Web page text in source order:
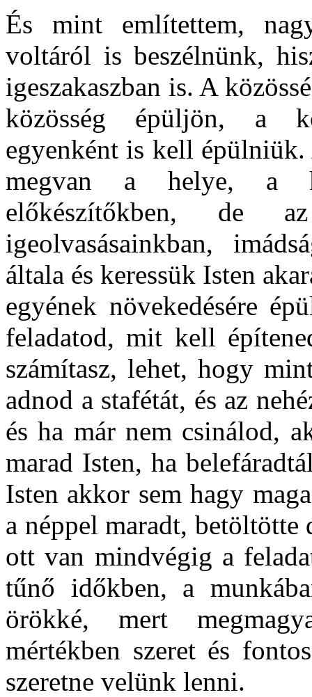
És mint említettem,
voltáról is beszélnünk,
igeszakaszban is. A
közösség épüljön, a
egyenként is kell
megvan a helye, a
előkészítőkben, de az
igeolvasásainkban,
általa és keressük Isten
egyének növekedésére
feladatod, mit kell
számítasz, lehet, hogy
adnod a stafétát, és az
és ha már nem csinálod,
marad Isten, ha
Isten akkor sem hagy
a néppel maradt, betöltötte
ott van mindvégig a
tűnő időkben, a
örökké, mert
mértékben szeret és
szeretne velünk lenni.